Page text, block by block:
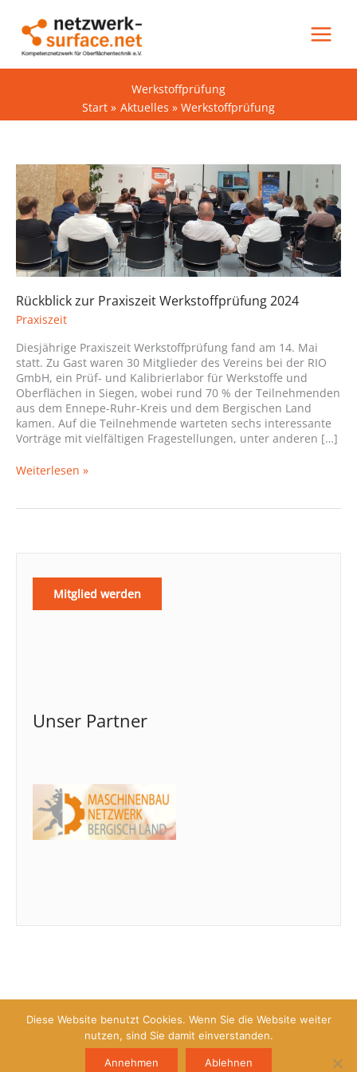
Inhalt
springen
Werkstoffprüfung
Start
Aktuelles Werkstoffprüfung
Rückblick zur Praxiszeit Werkstoffprüfung 2024
Praxiszeit
Diesjährige Praxiszeit Werkstoffprüfung fand am 14. Mai
statt. Zu Gast waren 30 Mitglieder des Vereins bei der RIO
GmbH, ein Prüf- und Kalibrierlabor für Werkstoffe und
Oberflächen in Siegen, wobei rund 70 % der Teilnehmenden
aus dem Ennepe-Ruhr-Kreis und dem Bergischen Land
kamen. Auf die Teilnehmende warteten sechs interessante
Vorträge mit vielfältigen Fragestellungen, unter anderen […]
Rückblick
Weiterlesen »
Mitglied werden
Unser Partner
Copyright © 2026 Kompetenznetzwerk für Oberflächentechnik e.V.
Impressum
Diese Website benutzt Cookies. Wenn Sie die Website weiter
nutzen, sind Sie damit einverstanden.
Annehmen Ablehnen